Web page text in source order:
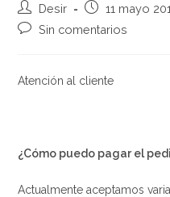
Autor
de
Desir
Publicación
de
11 mayo
Comentarios
entrada:
Sin comentarios
Atención al cliente
¿Cómo puedo pagar el
Actualmente aceptamos